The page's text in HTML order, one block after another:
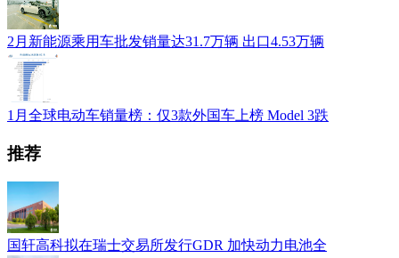
2月新能源乘用车批发销量达31.7万辆 出口4.53万辆
1月全球电动车销量榜：仅3款外国车上榜 Model 3跌
推荐
国轩高科拟在瑞士交易所发行GDR 加快动力电池全